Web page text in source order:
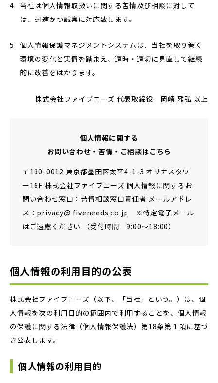
当社は個人情報取扱いに関する苦情及び相談に対して
は、迅速かつ誠実に対応致します。
個人情報保護マネジメントシステムは、当社を取り巻く
環境の変化と実情を踏まえ、適時・適切に見直して継続
的に改善をはかります。
株式会社ファイブニーズ 代表取締役 岡崎 雅弘 以上
個人情報に関する
お問い合わせ・苦情・ご相談はこちら
〒130-0012 東京都墨田区太平4-1-3 オリナスタワ
ー16F 株式会社ファイブニーズ 個人情報に関するお
問い合わせ窓口：苦情相談窓口責任者 メールアドレ
ス：privacy@ fiveneeds.co.jp ※特定電子メール
はご遠慮ください （受付時間 9:00～18:00）
個人情報の利用目的の公表
株式会社ファイブニーズ（以下、「当社」という。）は、個
人情報を次の利用目的の範囲内で利用することを、個人情報
の保護に関する法律（個人情報保護法）第18条第１項に基づ
き公表します。
個人情報の利用目的